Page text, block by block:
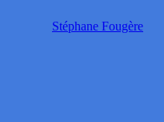
Stéphane Fougère